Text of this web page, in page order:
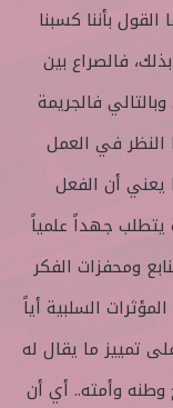
بأننا كسبنا
فالصراع بين
فالجريمة
النظر في العمل
يعني أن الفعل
يتطلب جهداً علمياً
ومحفزات الفكر
السلبية أياً
تمييز ما يقال له
وأمته.. أي أن